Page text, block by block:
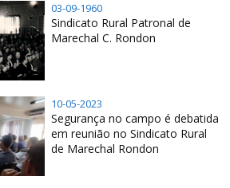
03-09-1960
Sindicato Rural Patronal de
Marechal C. Rondon
10-05-2023
Segurança no campo é debatida
em reunião no Sindicato Rural
de Marechal Rondon